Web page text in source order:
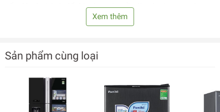
cấp độ vận hành để đáp ứng nhu cầu làm lạnh tương ứng
hiệu quả, êm ái và hạn chế gây ra tiếng ồn.
Xem thêm
Sản phẩm cùng loại